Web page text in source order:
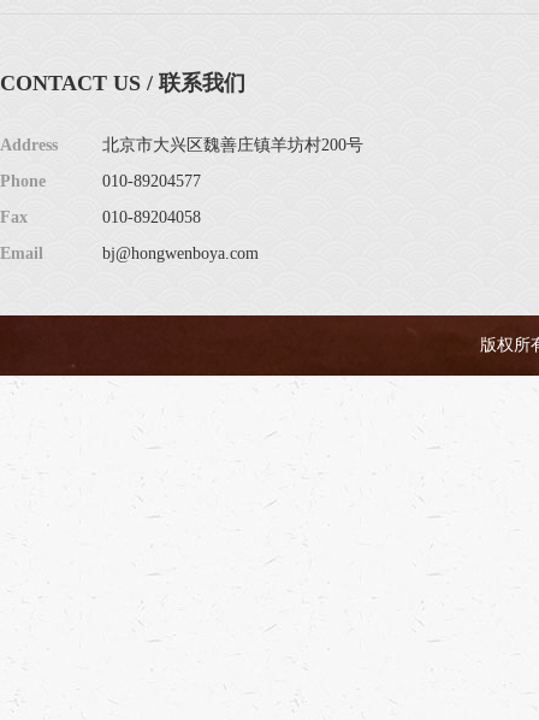
CONTACT US / 联系我们
Address
北京市大兴区魏善庄镇羊坊村200号
Phone
010-89204577
Fax
010-89204058
Email
bj@hongwenboya.com
版权所